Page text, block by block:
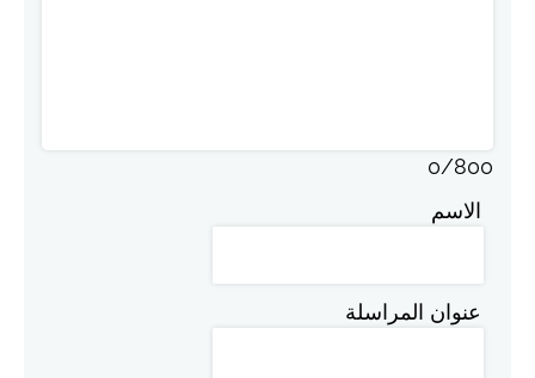
0/800
الاسم
عنوان المراسلة